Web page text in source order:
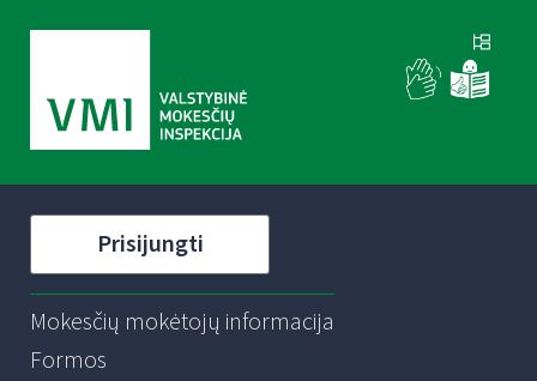
Prisijungti
Mokesčių mokėtojų informacija
Formos